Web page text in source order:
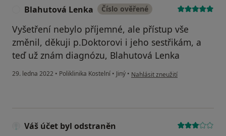
Blahutová Lenka Číslo ověřené
Vyšetření nebylo příjemné, ale přístup vše
změnil, děkuji p.Doktorovi i jeho sestřikám, a
teď už znám diagnózu, Blahutová Lenka
29. ledna 2022 • Poliklinika Kostelní • Jiný • podle názoru uživatele Blahutová
Nahlásit zneužití
Váš účet byl odstraněn